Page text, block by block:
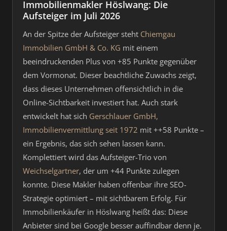
Immobilienmakler Höslwang: Die
Aufsteiger im Juli 2026
An der Spitze der Aufsteiger steht Chiemgau
Immobilien GmbH & Co. KG mit einem
beeindruckenden Plus von +85 Punkte gegenüber
dem Vormonat. Dieser beachtliche Zuwachs zeigt,
dass dieses Unternehmen offensichtlich in die
Online-Sichtbarkeit investiert hat. Auch stark
entwickelt hat sich Gerschlauer GmbH,
Immobilienvermittlung seit 1972 mit ++58 Punkte –
ein Ergebnis, das sich sehen lassen kann.
Komplettiert wird das Aufsteiger-Trio von
Weichselgartner, der um +44 Punkte zulegen
konnte. Diese Makler haben offenbar ihre SEO-
Strategie optimiert – mit sichtbarem Erfolg. Für
Immobilienkäufer in Höslwang heißt das: Diese
Anbieter sind bei Google besser auffindbar denn je.